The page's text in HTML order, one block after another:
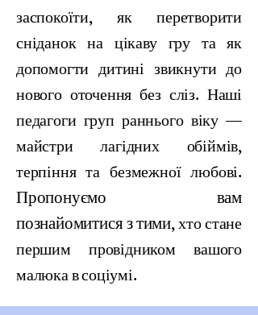
заспокоїти, як перетворити
сніданок на цікаву гру та як
допомогти дитині звикнути до
нового оточення без сліз. Наші
педагоги груп раннього віку —
майстри лагідних обіймів,
терпіння та безмежної любові.
Пропонуємо вам
познайомитися з тими, хто стане
першим провідником вашого
малюка в соціумі.